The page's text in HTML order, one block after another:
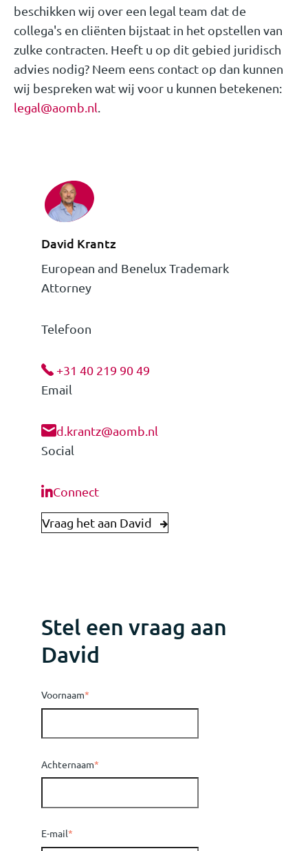
beschikken wij over een legal team dat de
collega's en cliënten bijstaat in het opstellen van
zulke contracten. Heeft u op dit gebied juridisch
advies nodig? Neem eens contact op dan kunnen
wij bespreken wat wij voor u kunnen betekenen:
legal@aomb.nl
David Krantz
European and Benelux Trademark
Attorney
Telefoon
+31 40 219 90 49
Email
d.krantz@aomb.nl
Social
Connect
Vraag het aan David
Stel een vraag aan
David
Voornaam*
Achternaam*
E-mail*